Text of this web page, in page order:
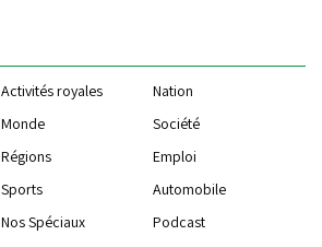
Activités royales
Nation
Monde
Société
Régions
Emploi
Sports
Automobile
Nos Spéciaux Podcast